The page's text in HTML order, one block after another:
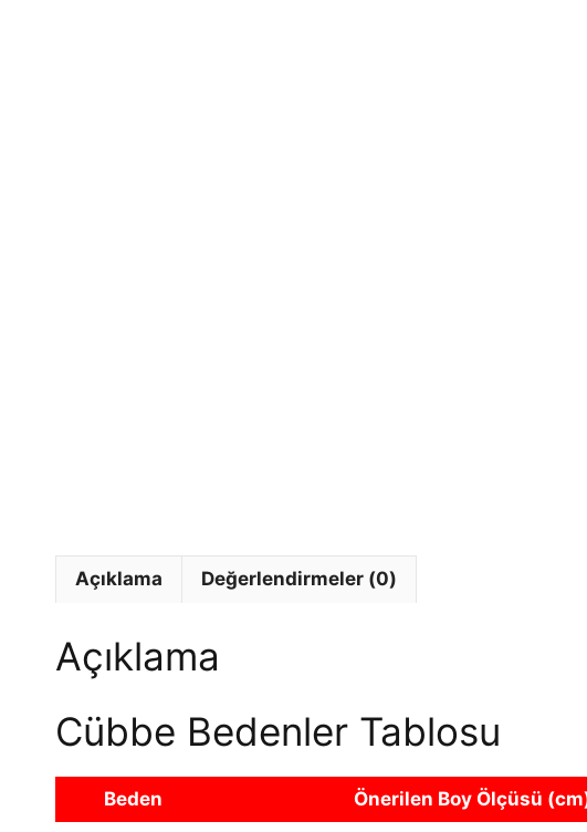
Açıklama Değerlendirmeler (0)
Açıklama
Cübbe Bedenler Tablosu
Beden Önerilen Boy Ölçüsü